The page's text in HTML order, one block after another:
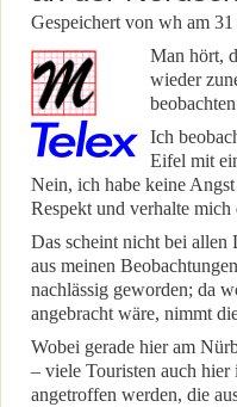
Gespeichert von wh am 31
Man hört,
wieder
Ich
Eifel mit
Nein, ich habe keine
Respekt und verhalte mich
Das scheint nicht bei allen
aus meinen
nachlässig geworden; da
angebracht wäre, nimmt
Wobei gerade hier am
– viele Touristen auch
angetroffen werden, die